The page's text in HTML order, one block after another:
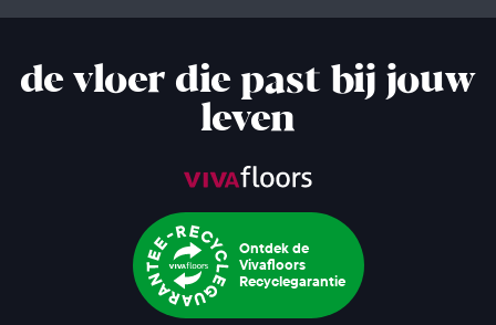
de vloer die past bij jouw
leven
Ontdek de
Vivafloors
Recyclegarantie